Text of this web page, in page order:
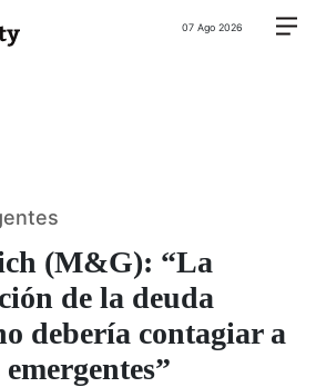
07 Ago 2026
(M&G): “La
de la deuda
debería contagiar a